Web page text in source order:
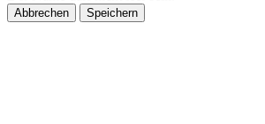
Abbrechen Speichern